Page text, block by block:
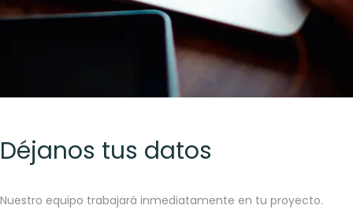
Déjanos tus datos
Nuestro equipo trabajará inmediatamente en tu proyecto.